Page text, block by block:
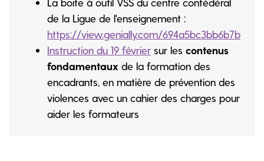
de la Ligue de l'enseignement :
https://view.genially.com/
Instruction du 19 février sur les contenus
fondamentaux de la formation des
encadrants, en matière de prévention des
violences avec un cahier des charges pour
aider les formateurs